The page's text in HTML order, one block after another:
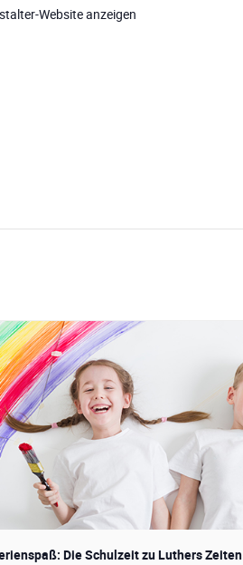
Website anzeigen
Die Schulzeit zu Luthers Zeiten